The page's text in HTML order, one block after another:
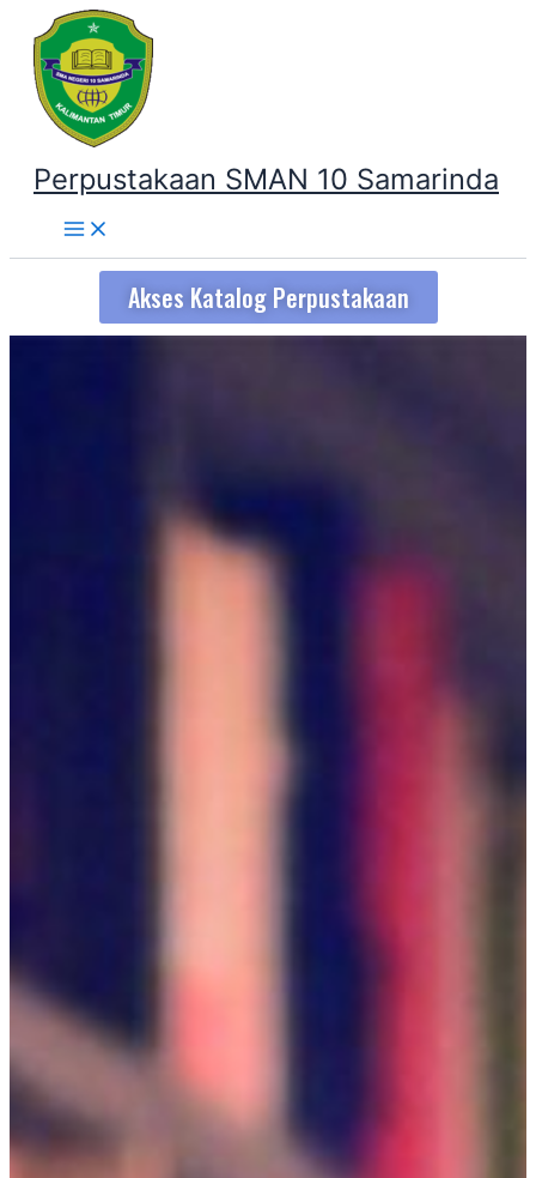
Lewati
konten
Perpustakaan SMAN 10 Samarinda
Akses Katalog Perpustakaan